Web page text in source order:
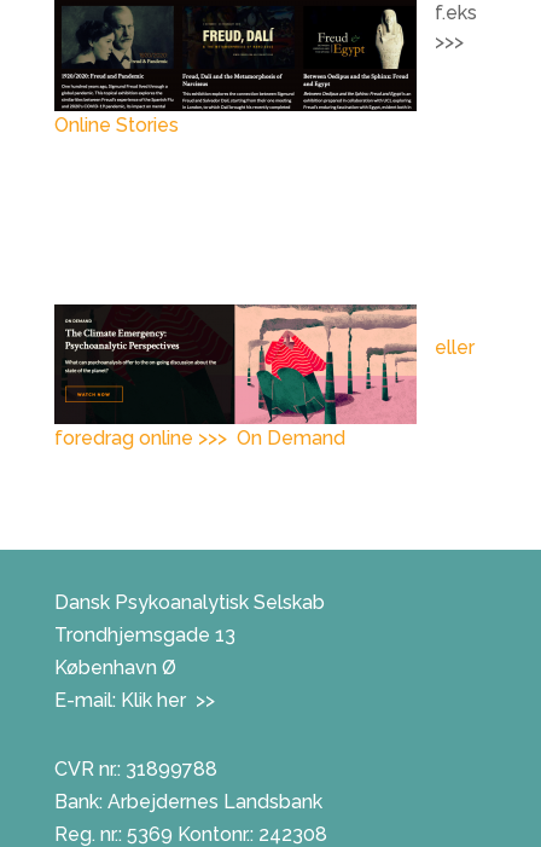
f.eks
>>>
Online Stories
eller
foredrag online >>> On Demand
Dansk Psykoanalytisk Selskab
Trondhjemsgade 13
København Ø
E-mail: Klik her >>
CVR nr.: 31899788
Bank: Arbejdernes Landsbank
Reg. nr.: 5369 Kontonr.: 242308